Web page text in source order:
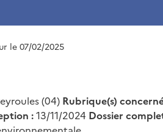
le 07/02/2025
(04) Rubrique(s)
:13/11/2024 Dossier